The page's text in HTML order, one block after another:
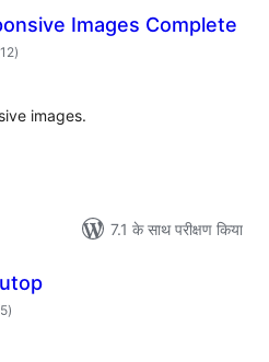
Images Complete
कुल
दर)
images.
7.1 के साथ परीक्षण किया
कुल
दर)